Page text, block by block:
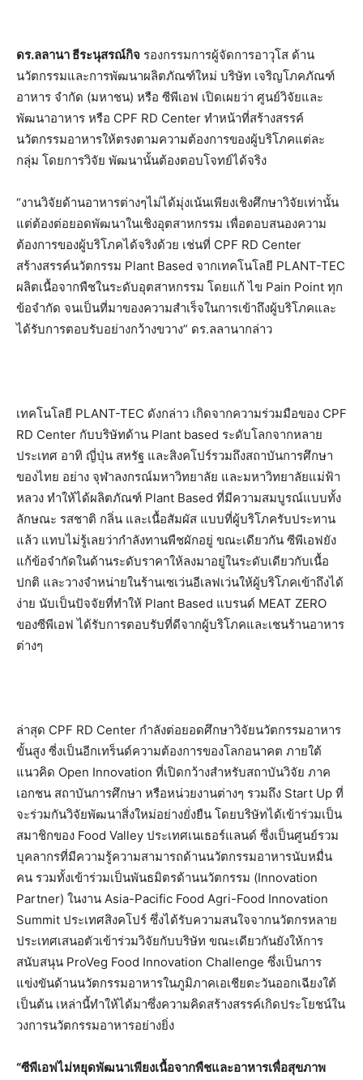
ดร.ลลานา ธีระนุสรณ์กิจ รองกรรมการผู้จัดการอาวุโส ด้าน
นวัตกรรมและการพัฒนาผลิตภัณฑ์ใหม่ บริษัท เจริญโภคภัณฑ์
อาหาร จำกัด (มหาชน) หรือ ซีพีเอฟ เปิดเผยว่า ศูนย์วิจัยและ
พัฒนาอาหาร หรือ CPF RD Center ทำหน้าที่สร้างสรรค์
นวัตกรรมอาหารให้ตรงตามความต้องการของผู้บริโภคแต่ละ
กลุ่ม โดยการวิจัย พัฒนานั้นต้องตอบโจทย์ได้จริง
“งานวิจัยด้านอาหารต่างๆไม่ได้มุ่งเน้นเพียงเชิงศึกษาวิจัยเท่านั้น
แต่ต้องต่อยอดพัฒนาในเชิงอุตสาหกรรม เพื่อตอบสนองความ
ต้องการของผู้บริโภคได้จริงด้วย เช่นที่ CPF RD Center
สร้างสรรค์นวัตกรรม Plant Based จากเทคโนโลยี PLANT-TEC
ผลิตเนื้อจากพืชในระดับอุตสาหกรรม โดยแก้ ไข Pain Point ทุก
ข้อจำกัด จนเป็นที่มาของความสำเร็จในการเข้าถึงผู้บริโภคและ
ได้รับการตอบรับอย่างกว้างขวาง” ดร.ลลานากล่าว
เทคโนโลยี PLANT-TEC ดังกล่าว เกิดจากความร่วมมือของ CPF
RD Center กับบริษัทด้าน Plant based ระดับโลกจากหลาย
ประเทศ อาทิ ญี่ปุ่น สหรัฐ และสิงคโปร์รวมถึงสถาบันการศึกษา
ของไทย อย่าง จุฬาลงกรณ์มหาวิทยาลัย และมหาวิทยาลัยแม่ฟ้า
หลวง ทำให้ได้ผลิตภัณฑ์ Plant Based ที่มีความสมบูรณ์แบบทั้ง
ลักษณะ รสชาติ กลิ่น และเนื้อสัมผัส แบบที่ผู้บริโภครับประทาน
แล้ว แทบไม่รู้เลยว่ากำลังทานพืชผักอยู่ ขณะเดียวกัน ซีพีเอฟยัง
แก้ข้อจำกัดในด้านระดับราคาให้ลงมาอยู่ในระดับเดียวกับเนื้อ
ปกติ และวางจำหน่ายในร้านเซเว่นอีเลฟเว่นให้ผู้บริโภคเข้าถึงได้
ง่าย นับเป็นปัจจัยที่ทำให้ Plant Based แบรนด์ MEAT ZERO
ของซีพีเอฟ ได้รับการตอบรับที่ดีจากผู้บริโภคและเชนร้านอาหาร
ต่างๆ
ล่าสุด CPF RD Center กำลังต่อยอดศึกษาวิจัยนวัตกรรมอาหาร
ขั้นสูง ซี่งเป็นอีกเทร็นด์ความต้องการของโลกอนาคต ภายใต้
แนวคิด Open Innovation ที่เปิดกว้างสำหรับสถาบันวิจัย ภาค
เอกชน สถาบันการศึกษา หรือหน่วยงานต่างๆ รวมถึง Start Up ที่
จะร่วมกันวิจัยพัฒนาสิ่งใหม่อย่างยั่งยืน โดยบริษัทได้เข้าร่วมเป็น
สมาชิกของ Food Valley ประเทศเนเธอร์แลนด์ ซึ่งเป็นศูนย์รวม
บุคลากรที่มีความรู้ความสามารถด้านนวัตกรรมอาหารนับหมื่น
คน รวมทั้งเข้าร่วมเป็นพันธมิตรด้านนวัตกรรม (Innovation
Partner) ในงาน Asia-Pacific Food Agri-Food Innovation
Summit ประเทศสิงคโปร์ ซึ่งได้รับความสนใจจากนวัตกรหลาย
ประเทศเสนอตัวเข้าร่วมวิจัยกับบริษัท ขณะเดียวกันยังให้การ
สนับสนุน ProVeg Food Innovation Challenge ซึ่งเป็นการ
แข่งขันด้านนวัตกรรมอาหารในภูมิภาคเอเชียตะวันออกเฉียงใต้
เป็นต้น เหล่านี้ทำให้ได้มาซึ่งความคิดสร้างสรรค์เกิดประโยชน์ใน
วงการนวัตกรรมอาหารอย่างยิ่ง
“ซีพีเอฟไม่หยุดพัฒนาเพียงเนื้อจากพืชและอาหารเพื่อสุขภาพ